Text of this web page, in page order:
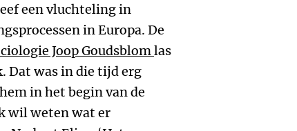
een vluchteling in
in Europa. De
Joop Goudsblomlas
Dat was in die tijd erg
in het begin van de
wil weten wat er